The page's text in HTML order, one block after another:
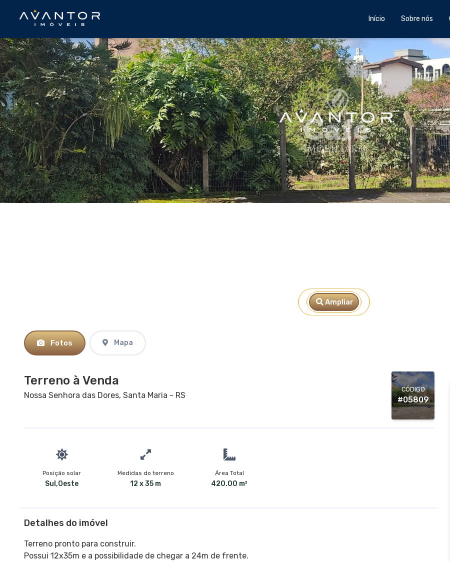
Início Sobre nós
Ampliar
Fotos Mapa
Terreno à Venda
Nossa Senhora das Dores, Santa Maria - RS
CÓDIGO
#05809
Posição solar
Sul,Oeste
Medidas do terreno
12 x 35 m
Área Total
420.00 m²
Detalhes do imóvel
Terreno pronto para construir.
Possui 12x35m e a possibilidade de chegar a 24m de frente.